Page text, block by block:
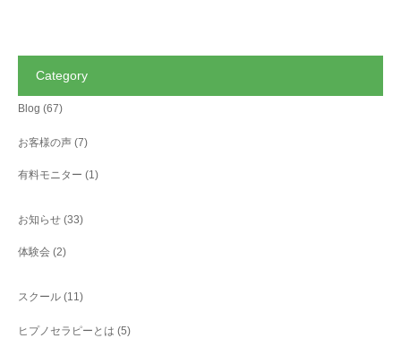
Category
Blog (67)
お客様の声 (7)
有料モニター (1)
お知らせ (33)
体験会 (2)
スクール (11)
ヒプノセラピーとは (5)